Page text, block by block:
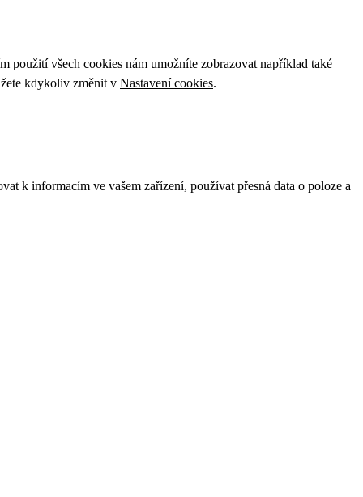
použití všech cookies nám umožníte zobrazovat například také
kdykoliv změnit v Nastavení cookies.
k informacím ve vašem zařízení, používat přesná data o poloze a